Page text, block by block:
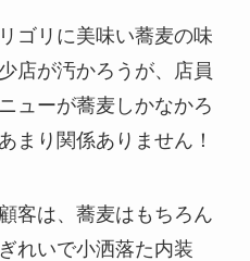
ゴリに美味い蕎麦の味
店が汚かろうが、店員
ューが蕎麦しかなかろ
まり関係ありません！
客は、蕎麦はもちろん
れいで小洒落た内装